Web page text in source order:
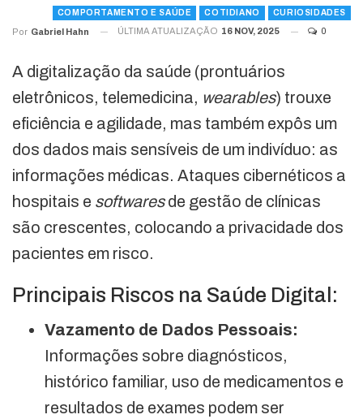
COMPORTAMENTO E SAÚDE COTIDIANO CURIOSIDADES
Por Gabriel Hahn ÚLTIMA ATUALIZAÇÃO 16 NOV, 2025 0
A digitalização da saúde (prontuários
eletrônicos, telemedicina, wearables) trouxe
eficiência e agilidade, mas também expôs um
dos dados mais sensíveis de um indivíduo: as
informações médicas. Ataques cibernéticos a
hospitais e softwaresde gestão de clínicas
são crescentes, colocando a privacidade dos
pacientes em risco.
Principais Riscos na Saúde Digital:
Vazamento de Dados Pessoais:
Informações sobre diagnósticos,
histórico familiar, uso de medicamentos e
resultados de exames podem ser